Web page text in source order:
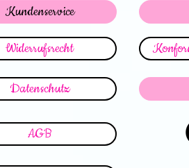
Kundenservice
Widerrufsrecht
Datenschutz
AGB